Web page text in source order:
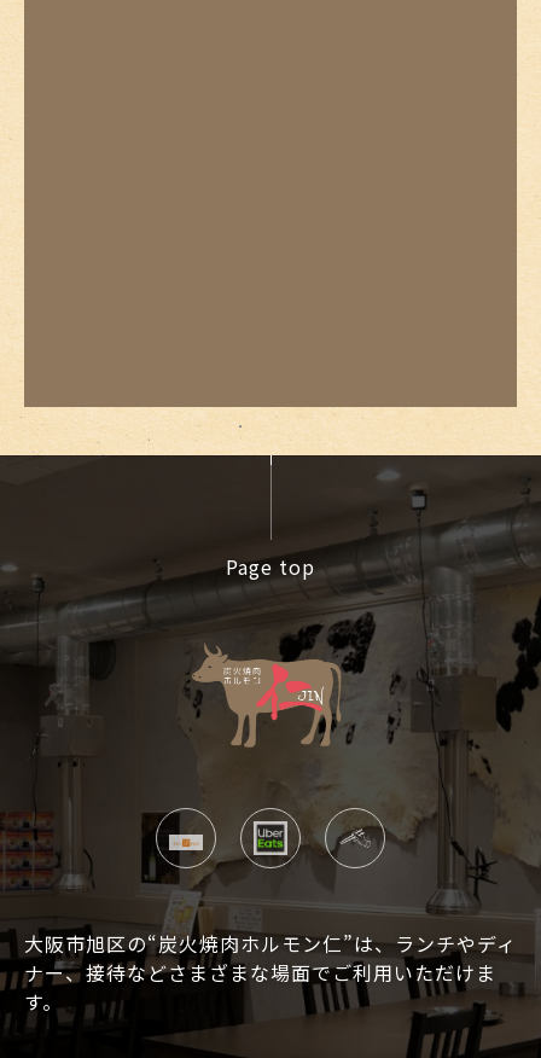
Page top
大阪市旭区の“炭火焼肉ホルモン仁”は、ランチやディ
ナー、接待などさまざまな場面でご利用いただけま
す。